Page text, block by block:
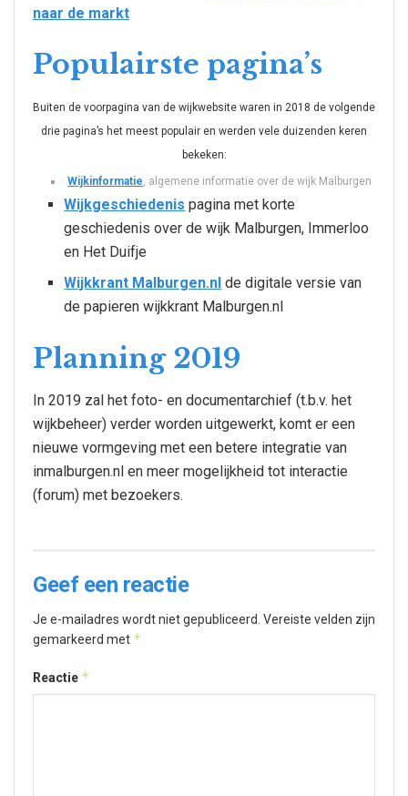
naar de markt
Populairste pagina’s
Buiten de voorpagina van de wijkwebsite waren in 2018 de volgende
drie pagina’s het meest populair en werden vele duizenden keren
bekeken:
Wijkinformatie , algemene informatie over de wijk Malburgen
Wijkgeschiedenis pagina met korte
geschiedenis over de wijk Malburgen, Immerloo
en Het Duifje
Wijkkrant Malburgen.nl de digitale versie van
de papieren wijkkrant Malburgen.nl
Planning 2019
In 2019 zal het foto- en documentarchief (t.b.v. het
wijkbeheer) verder worden uitgewerkt, komt er een
nieuwe vormgeving met een betere integratie van
inmalburgen.nl en meer mogelijkheid tot interactie
(forum) met bezoekers.
Geef een reactie
Je e-mailadres wordt niet gepubliceerd. Vereiste velden zijn
gemarkeerd met *
Reactie *